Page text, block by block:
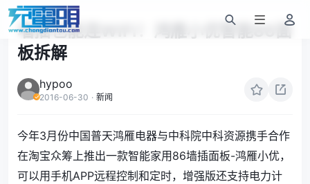
墙插也能连WiFi！鸿雁小优智能86面
板拆解
hypoo
2016-06-30 · 新闻
今年3月份中国普天鸿雁电器与中科院中科资源携手合作
在淘宝众筹上推出一款智能家用86墙插面板-鸿雁小优，
可以用手机APP远程控制和定时，增强版还支持电力计